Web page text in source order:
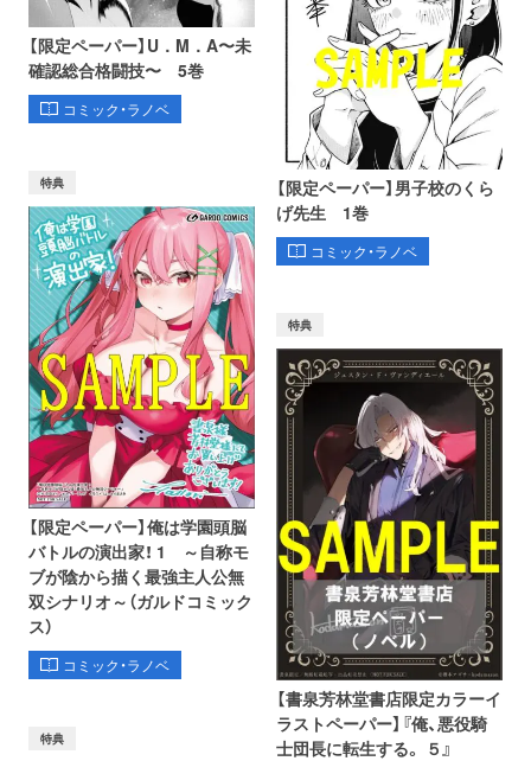
【限定ペーパー】U．M．A〜未
確認総合格闘技〜 5巻
コミック・ラノベ
【限定ペーパー】男子校のくら
げ先生 1巻
コミック・ラノベ
特典
【限定ペーパー】俺は学園頭脳
バトルの演出家！ 1 ～自称モ
ブが陰から描く最強主人公無
双シナリオ～（ガルドコミック
ス）
コミック・ラノベ
特典
【書泉芳林堂書店限定カラーイ
ラストペーパー】『俺、悪役騎
士団長に転生する。 ５』
特典